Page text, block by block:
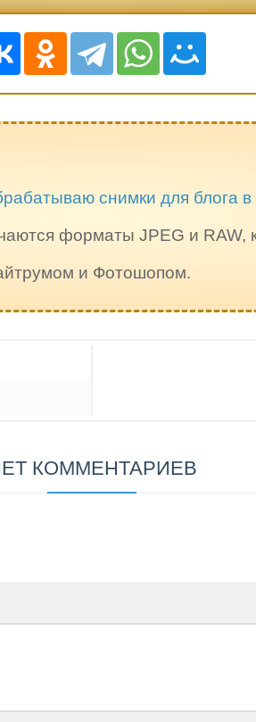
снимки для блога
форматы JPEG и RAW,
и Фотошопом.
КОММЕНТАРИЕВ